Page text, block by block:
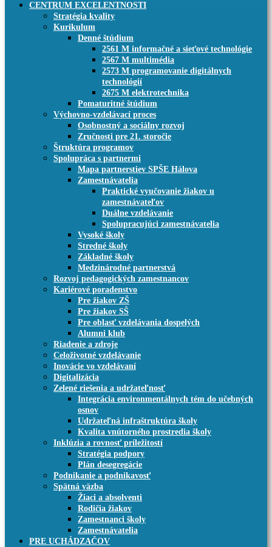
CENTRUM EXCELENTNOSTI
Stratégia kvality
Kurikulum
Denné štúdium
2561 M informačné a sieťové technológie
2567 M multimédia
2573 M programovanie digitálnych
technológií
2675 M elektrotechnika
Pomaturitné štúdium
Výchovno-vzdelávací proces
Osobnostný a sociálny rozvoj
Zručnosti pre 21. storočie
Štruktúra programov
Spolupráca s partnermi
Mapa partnerstiev SPŠE Hálova
Zamestnávatelia
Praktické vyučovanie žiakov u
zamestnávateľov
Duálne vzdelávanie
Spolupracujúci zamestnávatelia
Vysoké školy
Stredné školy
Základné školy
Medzinárodné partnerstvá
Rozvoj pedagogických zamestnancov
Kariérové poradenstvo
Pre žiakov ZŠ
Pre žiakov SŠ
Pre oblasť vzdelávania dospelých
Alumni klub
Riadenie a zdroje
Celoživotné vzdelávanie
Inovácie vo vzdelávaní
Digitalizácia
Zelené riešenia a udržateľnosť
Integrácia environmentálnych tém do učebných
osnov
Udržateľná infraštruktúra školy
Kvalita vnútorného prostredia školy
Inklúzia a rovnosť príležitostí
Stratégia podpory
Plán desegregácie
Podnikanie a podnikavosť
Spätná väzba
Žiaci a absolventi
Rodičia žiakov
Zamestnanci školy
Zamestnávatelia
PRE UCHÁDZAČOV